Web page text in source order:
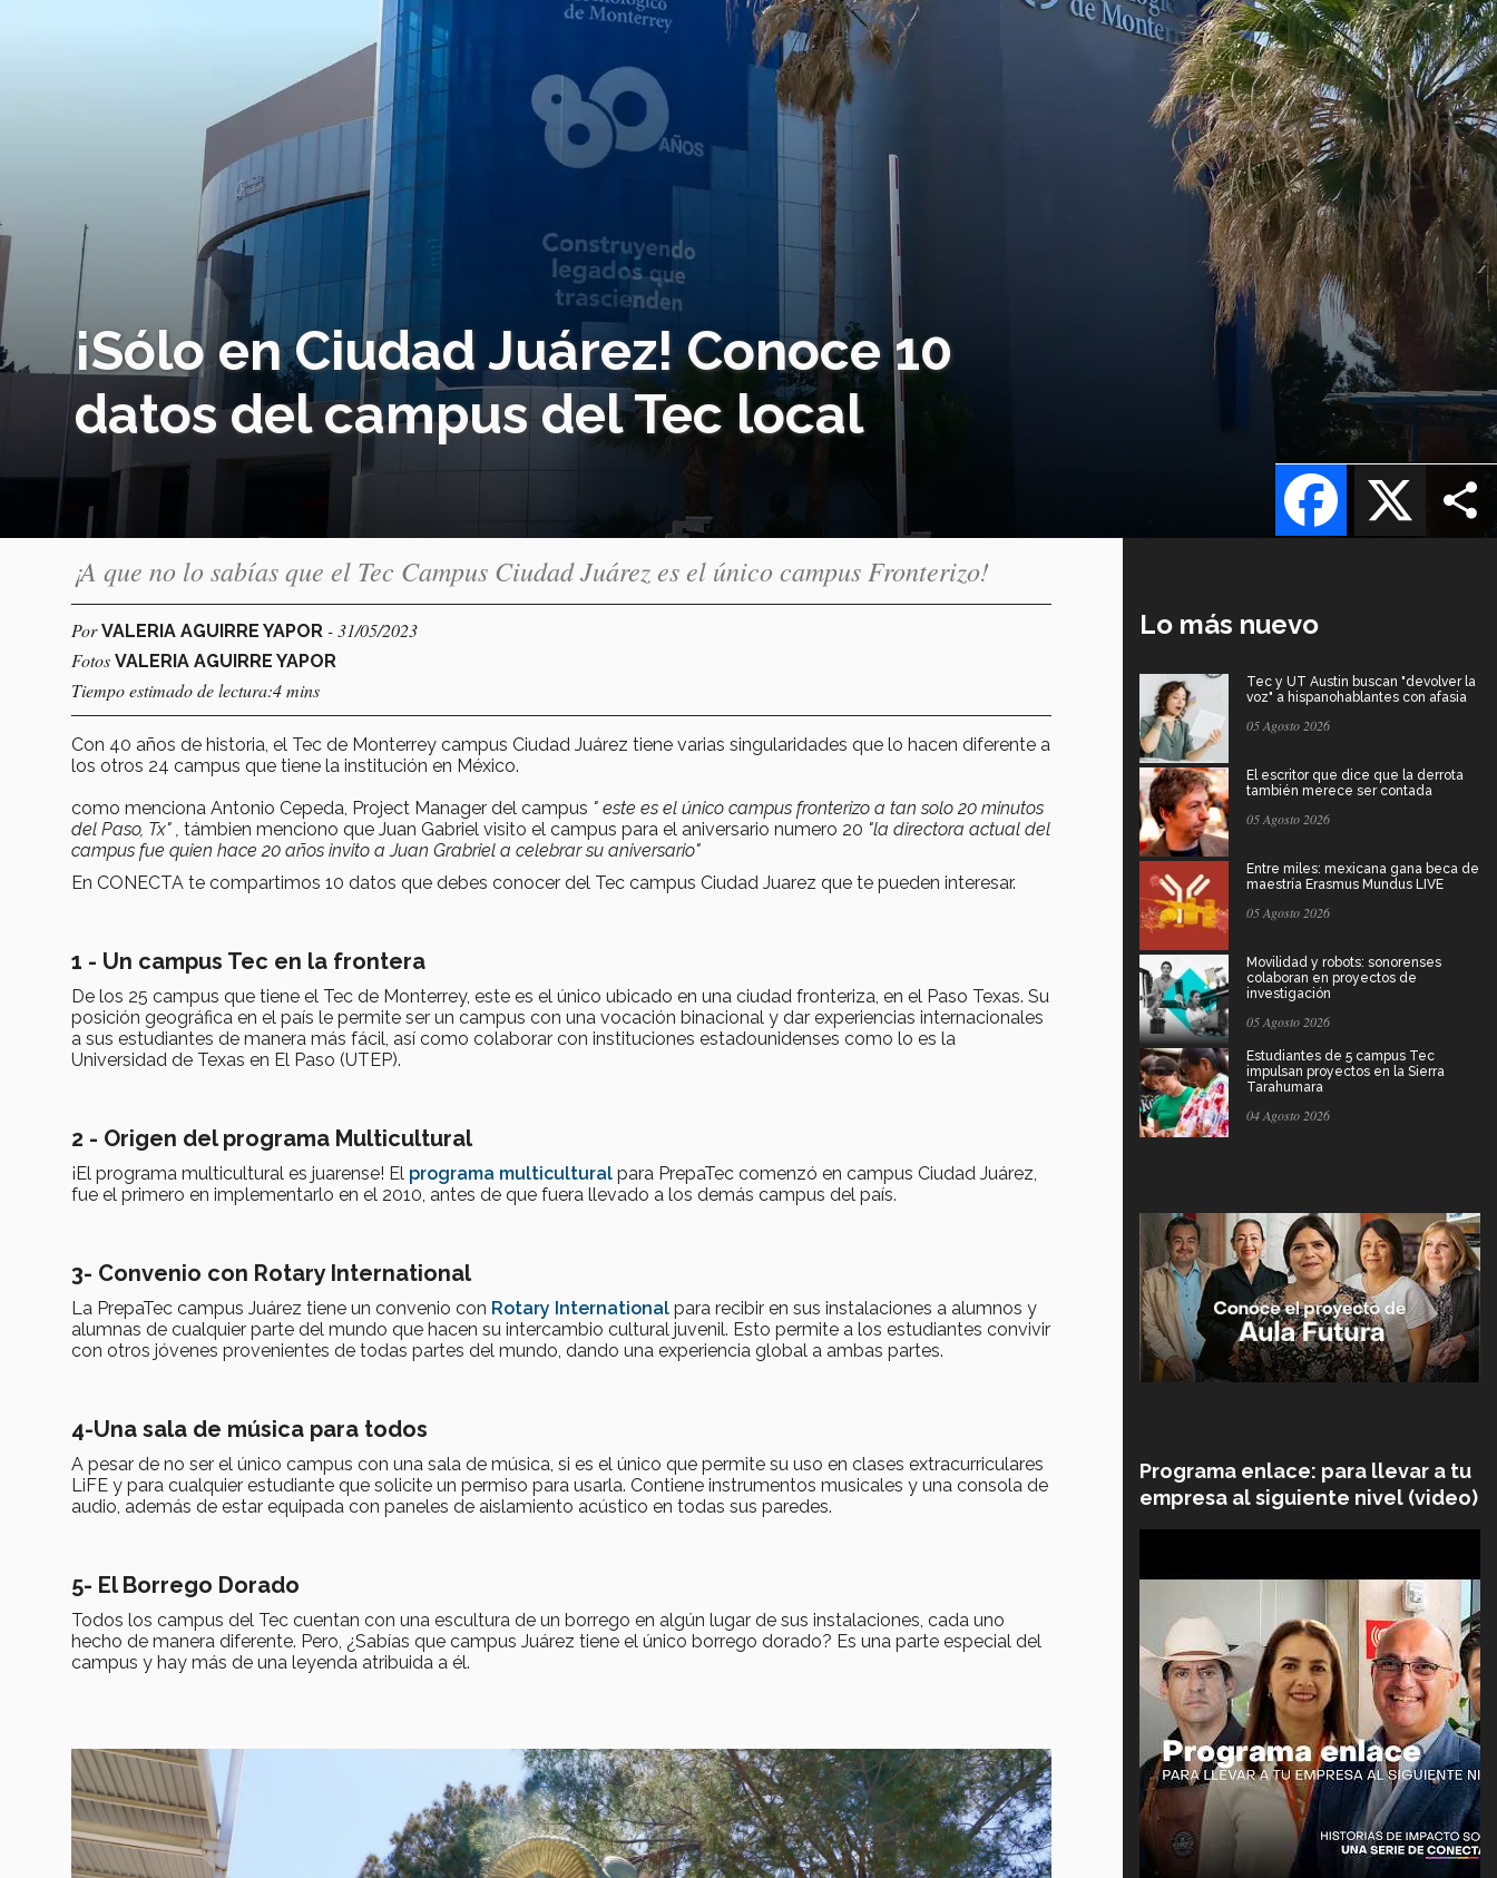
¡Sólo en Ciudad Juárez! Conoce 10
datos del campus del Tec local
X
Facebook
¡A que no lo sabías que el Tec Campus Ciudad Juárez es el único campus Fronterizo!
PorVALERIA AGUIRRE YAPOR - 31/05/2023
Fotos VALERIA AGUIRRE YAPOR
Tiempo estimado de lectura:4 mins
Con 40 años de historia, el Tec de Monterrey campus Ciudad Juárez tiene varias singularidades que lo hacen diferente a
los otros 24 campus que tiene la institución en México.
como menciona Antonio Cepeda, Project Manager del campus " este es el único campus fronterizo a tan solo 20 minutos
del Paso, Tx" , támbien menciono que Juan Gabriel visito el campus para el aniversario numero 20 "la directora actual del
campus fue quien hace 20 años invito a Juan Grabriel a celebrar su aniversario"
En CONECTA te compartimos 10 datos que debes conocer del Tec campus Ciudad Juarez que te pueden interesar.
1 - Un campus Tec en la frontera
De los 25 campus que tiene el Tec de Monterrey, este es el único ubicado en una ciudad fronteriza, en el Paso Texas. Su
posición geográfica en el país le permite ser un campus con una vocación binacional y dar experiencias internacionales
a sus estudiantes de manera más fácil, así como colaborar con instituciones estadounidenses como lo es la
Universidad de Texas en El Paso (UTEP).
2 - Origen del programa Multicultural
¡El programa multicultural es juarense! El programa multicultural para PrepaTec comenzó en campus Ciudad Juárez,
fue el primero en implementarlo en el 2010, antes de que fuera llevado a los demás campus del país.
3- Convenio con Rotary International
La PrepaTec campus Juárez tiene un convenio con Rotary International para recibir en sus instalaciones a alumnos y
alumnas de cualquier parte del mundo que hacen su intercambio cultural juvenil. Esto permite a los estudiantes convivir
con otros jóvenes provenientes de todas partes del mundo, dando una experiencia global a ambas partes.
4-Una sala de música para todos
A pesar de no ser el único campus con una sala de música, si es el único que permite su uso en clases extracurriculares
LiFE y para cualquier estudiante que solicite un permiso para usarla. Contiene instrumentos musicales y una consola de
audio, además de estar equipada con paneles de aislamiento acústico en todas sus paredes.
5- El Borrego Dorado
Todos los campus del Tec cuentan con una escultura de un borrego en algún lugar de sus instalaciones, cada uno
hecho de manera diferente. Pero, ¿Sabías que campus Juárez tiene el único borrego dorado? Es una parte especial del
campus y hay más de una leyenda atribuida a él.
Lo más nuevo
Tec y UT Austin buscan "devolver la
voz" a hispanohablantes con afasia
05 Agosto 2026
El escritor que dice que la derrota
también merece ser contada
05 Agosto 2026
Entre miles: mexicana gana beca de
maestría Erasmus Mundus LIVE
05 Agosto 2026
Movilidad y robots: sonorenses
colaboran en proyectos de
investigación
05 Agosto 2026
Estudiantes de 5 campus Tec
impulsan proyectos en la Sierra
Tarahumara
04 Agosto 2026
Programa enlace: para llevar a tu
empresa al siguiente nivel (video)